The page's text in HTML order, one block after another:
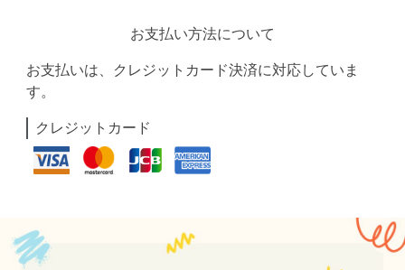
お支払い方法について
お支払いは、クレジットカード決済に対応していま
す。
クレジットカード